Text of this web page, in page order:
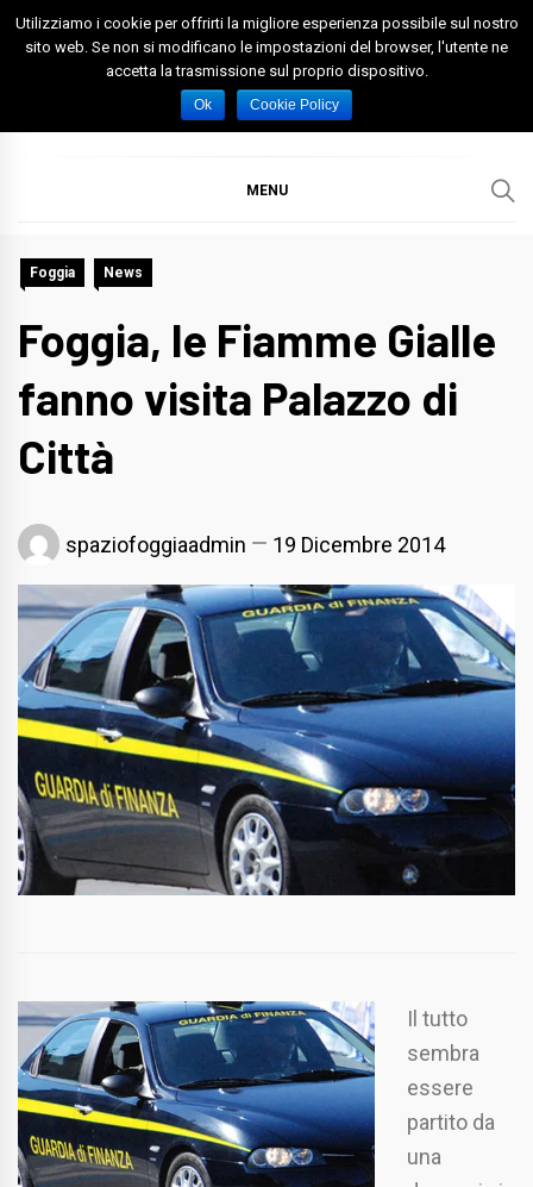
Skip
Spazio Foggia
Foggia News Calcio Eventi e Attività nella Capitanata
MENU
Foggia News
Foggia, le Fiamme Gialle
fanno visita Palazzo di
Città
spaziofoggiaadmin 19 Dicembre 2014
Il tutto
sembra
essere
partito da
una
Utilizziamo i cookie per offrirti la migliore esperienza possibile sul nostro
sito web. Se non si modificano le impostazioni del browser, l'utente ne
accetta la trasmissione sul proprio dispositivo.
Ok Cookie Policy